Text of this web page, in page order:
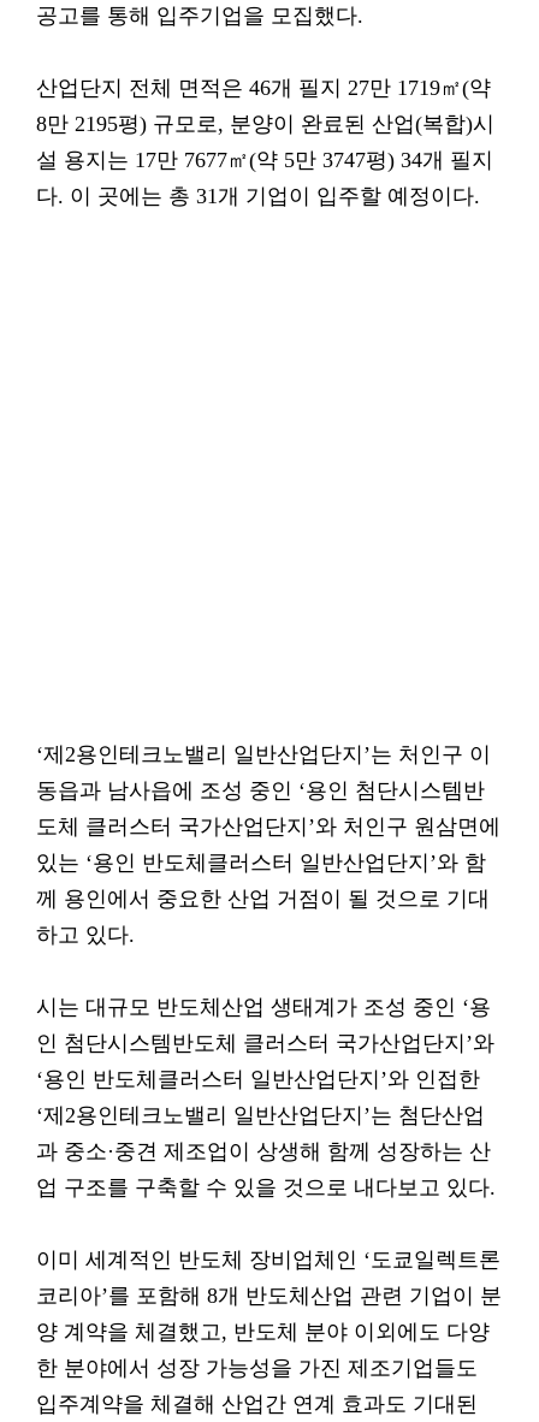
공고를 통해 입주기업을 모집했다.
산업단지 전체 면적은 46개 필지 27만 1719㎡(약
8만 2195평) 규모로, 분양이 완료된 산업(복합)시
설 용지는 17만 7677㎡(약 5만 3747평) 34개 필지
다. 이 곳에는 총 31개 기업이 입주할 예정이다.
‘제2용인테크노밸리 일반산업단지’는 처인구 이
동읍과 남사읍에 조성 중인 ‘용인 첨단시스템반
도체 클러스터 국가산업단지’와 처인구 원삼면에
있는 ‘용인 반도체클러스터 일반산업단지’와 함
께 용인에서 중요한 산업 거점이 될 것으로 기대
하고 있다.
시는 대규모 반도체산업 생태계가 조성 중인 ‘용
인 첨단시스템반도체 클러스터 국가산업단지’와
‘용인 반도체클러스터 일반산업단지’와 인접한
‘제2용인테크노밸리 일반산업단지’는 첨단산업
과 중소·중견 제조업이 상생해 함께 성장하는 산
업 구조를 구축할 수 있을 것으로 내다보고 있다.
이미 세계적인 반도체 장비업체인 ‘도쿄일렉트론
코리아’를 포함해 8개 반도체산업 관련 기업이 분
양 계약을 체결했고, 반도체 분야 이외에도 다양
한 분야에서 성장 가능성을 가진 제조기업들도
입주계약을 체결해 산업간 연계 효과도 기대된